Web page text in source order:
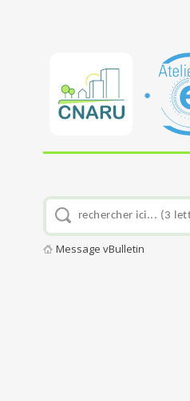
Message vBulletin